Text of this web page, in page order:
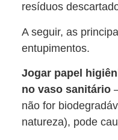
resíduos
A seguir, as
entupimentos.
Jogar papel
no vaso sanitário
não for
natureza), pode